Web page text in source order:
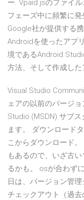
ー. Vpaid.jsのファイ
フェーズ中に頻繁に
Google社が提供する
Androidを使ったアプ
境であるAndroid
方法、そして作成した
Visual Studio
ェアの以前のバージ
Studio (MSDN) サブ
ます。 ダウンロード
こからダウンロード
もあるので、いざ古
るかも。 osが合わず
日は、バージョン管
チェックアウト（過